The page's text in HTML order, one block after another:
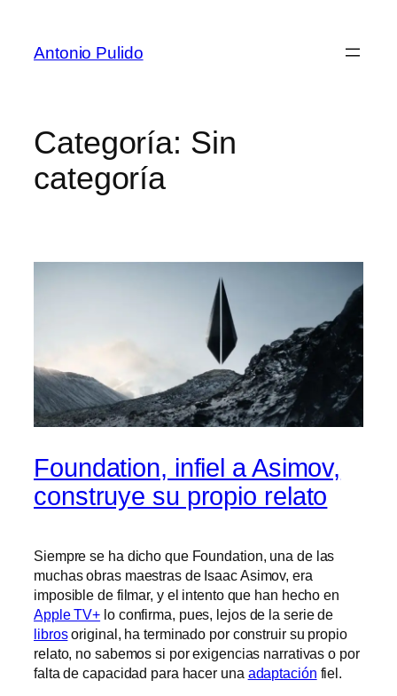
Antonio Pulido
Categoría: Sin
categoría
Foundation, infiel a Asimov,
construye su propio relato
Siempre se ha dicho que Foundation, una de las
muchas obras maestras de Isaac Asimov, era
imposible de filmar, y el intento que han hecho en
Apple TV+ lo confirma, pues, lejos de la serie de
librosoriginal, ha terminado por construir su propio
relato, no sabemos si por exigencias narrativas o por
falta de capacidad para hacer una adaptación fiel.